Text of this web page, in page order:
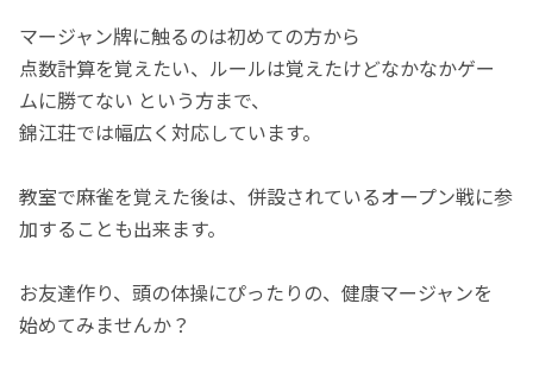
マージャン牌に触るのは初めての方から
点数計算を覚えたい、ルールは覚えたけどなかなかゲー
ムに勝てない という方まで、
錦江荘では幅広く対応しています。
教室で麻雀を覚えた後は、併設されているオープン戦に参
加することも出来ます。
お友達作り、頭の体操にぴったりの、健康マージャンを
始めてみませんか？